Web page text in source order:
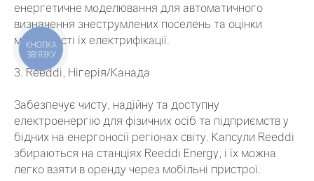
енергетичне моделювання для автоматичного
визначення знеструмлених поселень та оцінки
можливості їх електрифікації.
3. Reeddi, Нігерія/Канада
Забезпечує чисту, надійну та доступну
електроенергію для фізичних осіб та підприємств у
бідних на енергоносії регіонах світу. Капсули Reeddi
збираються на станціях Reeddi Energy, і їх можна
легко взяти в оренду через мобільні пристрої.
КНОПКА
ЗВ'ЯЗКУ